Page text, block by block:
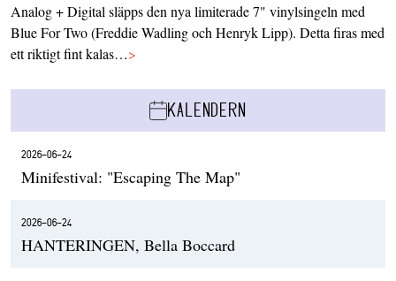
Analog + Digital släpps den nya limiterade 7" vinylsingeln med
Blue For Two (Freddie Wadling och Henryk Lipp). Detta firas med
ett riktigt fint kalas…>
KALENDERN
2026-06-24
Minifestival: "Escaping The Map"
2026-06-24
HANTERINGEN, Bella Boccard